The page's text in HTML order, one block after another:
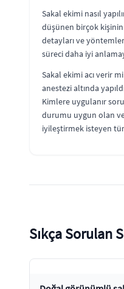
Sakal ekimi nasıl
düşünen birçok
detayları ve
süreci daha iyi
Sakal ekimi acı verir
anestezi altında
Kimlere uygulanır
durumu uygun olan
iyileştirmek isteyen
Sıkça Sorulan